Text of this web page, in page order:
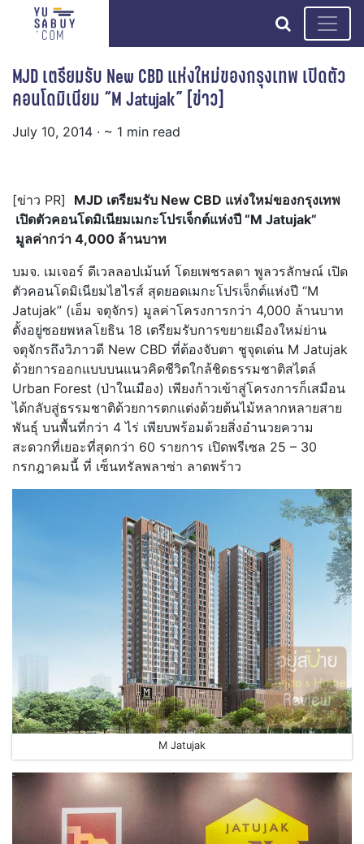
search
MJD เตรียมรับ New CBD แห่งใหม่ของกรุงเทพ เปิดตัว
คอนโดมิเนียม “M Jatujak” [ข่าว]
July 10, 2014 · ~ 1 min read
[ข่าว PR] MJD เตรียมรับ New CBD แห่งใหม่ของกรุงเทพ
เปิดตัวคอนโดมิเนียมเมกะโปรเจ็กต์แห่งปี “M Jatujak”
มูลค่ากว่า 4,000 ล้านบาท
บมจ. เมเจอร์ ดีเวลลอปเม้นท์ โดยเพชรลดา พูลวรลักษณ์ เปิด
ตัวคอนโดมิเนียมไฮไรส์ สุดยอดเมกะโปรเจ็กต์แห่งปี “M
Jatujak” (เอ็ม จตุจักร) มูลค่าโครงการกว่า 4,000 ล้านบาท
ตั้งอยู่ซอยพหลโยธิน 18 เตรียมรับการขยายเมืองใหม่ย่าน
จตุจักรถึงวิภาวดี New CBD ที่ต้องจับตา ชูจุดเด่น M Jatujak
ด้วยการออกแบบบนแนวคิดชีวิตใกล้ชิดธรรมชาติสไตล์
Urban Forest (ป่าในเมือง) เพียงก้าวเข้าสู่โครงการก็เสมือน
ได้กลับสู่ธรรมชาติด้วยการตกแต่งด้วยต้นไม้หลากหลายสาย
พันธุ์ บนพื้นที่กว่า 4ไร่ เพียบพร้อมด้วยสิ่งอำนวยความ
สะดวกที่เยอะที่สุดกว่า 60 รายการ เปิดพรีเซล 25 – 30
กรกฎาคมนี้ ที่ เซ็นทรัลพลาซ่า ลาดพร้าว
M Jatujak